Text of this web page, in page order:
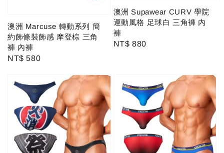
澳洲 Marcuse 轉動系列 簡
約飾條裝飾感 摩登棕 三角
褲 內褲
Regular
NT$ 580
澳洲 Supawear CURV 學院
運動風格 足球白 三角褲 內
褲
Regular
NT$ 880